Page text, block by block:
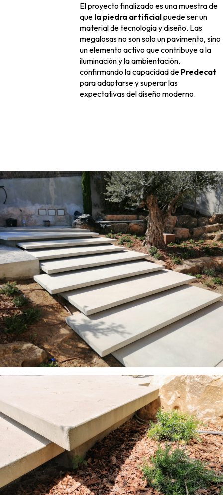
El proyecto finalizado es una muestra de
que la piedra artificialpuede ser un
material de tecnología y diseño. Las
megalosas no son solo un pavimento, sino
un elemento activo que contribuye a la
iluminación y la ambientación,
confirmando la capacidad de Predecat
para adaptarse y superar las
expectativas del diseño moderno.